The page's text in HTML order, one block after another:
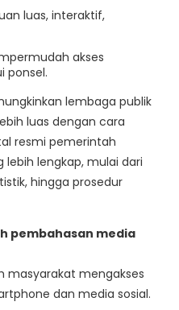
luas, interaktif,
akses
ponsel.
lembaga publik
luas dengan cara
resmi pemerintah
lengkap, mulai dari
hingga prosedur
pembahasan media
masyarakat mengakses
dan media sosial.